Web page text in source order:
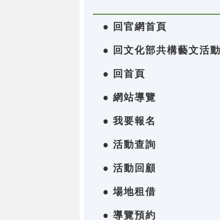
● 回官網首頁
● 回文化部共構藝文活
● 回首頁
● 網站導覽
● 我要報名
● 活動查詢
● 活動回顧
● 場地租借
● 導覽預約